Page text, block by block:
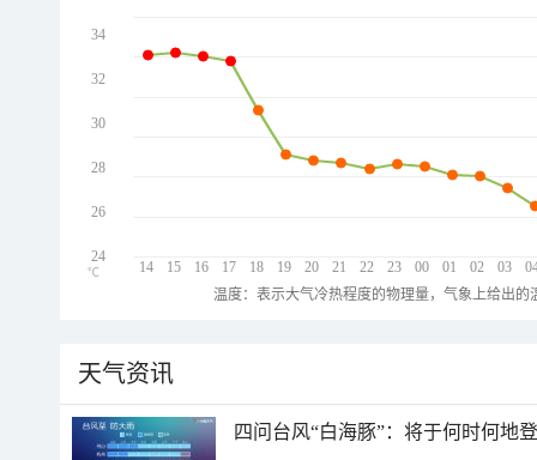
14 15 16 17 18 19 20 21 22 23 00 01 02 03
34
32
30
28
26
24
℃
温度：表示大气冷热程度的物理量，气象上给出
天气资讯
四问台风“白海豚”：将于何时何地